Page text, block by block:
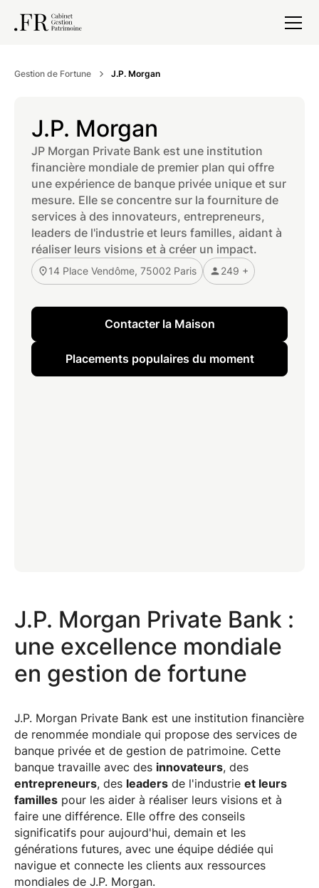
Gestion de Fortune J.P. Morgan
J.P. Morgan
JP Morgan Private Bank est une institution
financière mondiale de premier plan qui offre
une expérience de banque privée unique et sur
mesure. Elle se concentre sur la fourniture de
services à des innovateurs, entrepreneurs,
leaders de l'industrie et leurs familles, aidant à
réaliser leurs visions et à créer un impact.
14 Place Vendôme, 75002 Paris 249 +
Contacter la Maison
Placements populaires du moment
J.P. Morgan Private Bank :
une excellence mondiale
en gestion de fortune
J.P. Morgan Private Bank est une institution financière
de renommée mondiale qui propose des services de
banque privée et de gestion de patrimoine. Cette
banque travaille avec des innovateurs, des
entrepreneurs, des leadersde l'industrie et leurs
famillespour les aider à réaliser leurs visions et à
faire une différence. Elle offre des conseils
significatifs pour aujourd'hui, demain et les
générations futures, avec une équipe dédiée qui
navigue et connecte les clients aux ressources
mondiales de J.P. Morgan.